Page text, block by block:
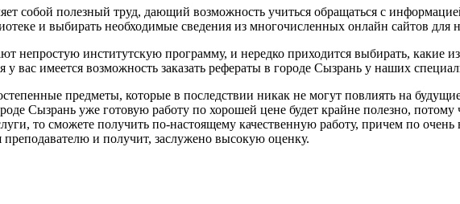
собой полезный труд, дающий возможность учиться обращаться с
и выбирать необходимые сведения из многочисленных онлайн сайтов для
непростую институтскую программу, и нередко приходится выбирать, какие
вас имеется возможность заказать рефераты в городе Сызрань у наших
предметы, которые в последствии никак не могут повлиять на
Сызрань уже готовую работу по хорошей цене будет крайне полезно,
то сможете получить по-настоящему качественную работу, причем по
преподавателю и получит, заслужено высокую оценку.